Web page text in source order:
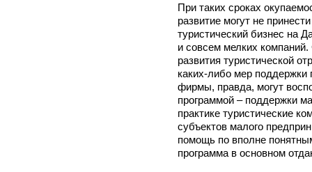
При таких сроках
развитие могут не
туристический бизнес на
и совсем мелких
развития туристической
каких-либо мер поддержки
фирмы, правда, могут
программой – поддержки
практике туристические
субъектов малого
помощь по вполне
программа в основном